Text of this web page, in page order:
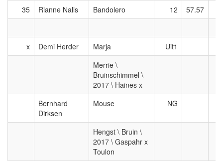
35
Rianne Nalis Bandolero 12 57.57
x Demi Herder Marja
Uit1
Merrie \
Bruinschimmel \
2017 \ Haines x
Bernhard
Dirksen
Mouse NG
Hengst \ Bruin \
2017 \ Gaspahr x
Toulon